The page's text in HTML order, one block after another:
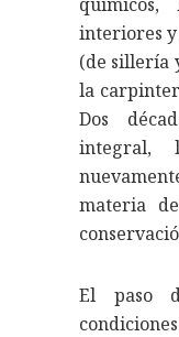
interiores y
(de sillería
la
Dos
integral,
materia
El paso